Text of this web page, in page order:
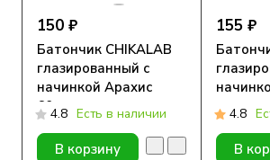
150 ₽
Батончик CHIKALAB
глазированный с
начинкой Арахис
60гр.
4.8 Есть в наличии
В корзину
155 ₽
4.8
В